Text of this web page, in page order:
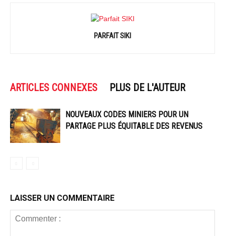
PARFAIT SIKI
ARTICLES CONNEXES PLUS DE L'AUTEUR
NOUVEAUX CODES MINIERS POUR UN
PARTAGE PLUS ÉQUITABLE DES REVENUS
LAISSER UN COMMENTAIRE